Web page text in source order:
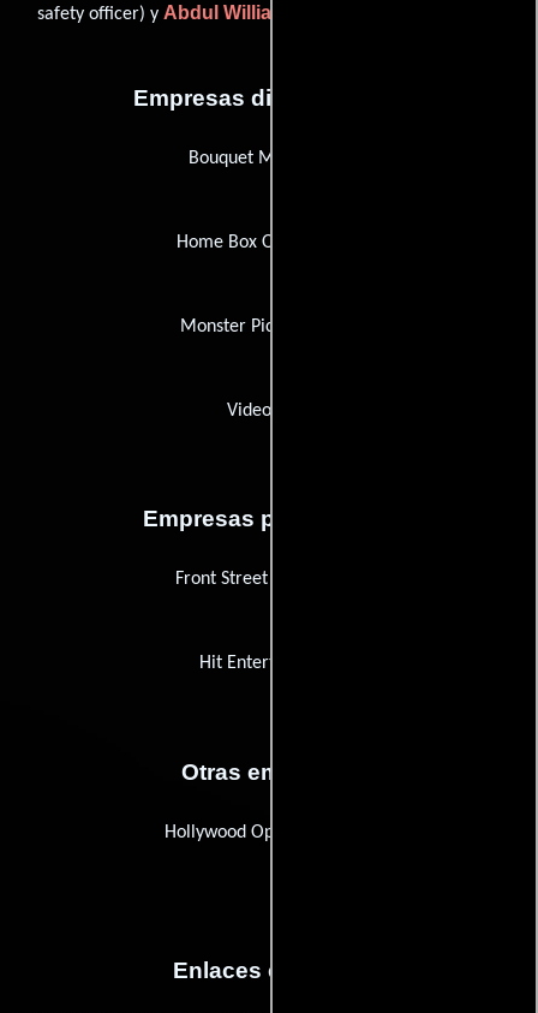
safety officer) y Abdul Williams
Empresas distribuidoras
Bouquet Multimedia
Home Box Office (HBO)
Monster Picture Crane
Videosonic
Empresas productoras
Front Street Productions
Hit Entertainment
Otras empresas
Hollywood Optical Systems
Enlaces externos